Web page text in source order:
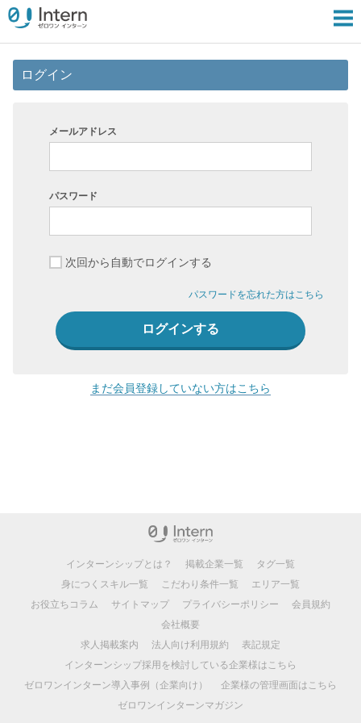
ログイン
メールアドレス
パスワード
次回から自動でログインする
パスワードを忘れた方はこちら
まだ会員登録していない方はこちら
インターンシップとは？ 掲載企業一覧
タグ一覧
身につくスキル一覧
こだわり条件一覧
エリア一覧
お役立ちコラム
サイトマップ プライバシーポリシー
会員規約
会社概要
求人掲載案内
法人向け利用規約
表記規定
インターンシップ採用を検討している企業様はこちら
ゼロワンインターン導入事例（企業向け）
企業様の管理画面はこちら
ゼロワンインターンマガジン